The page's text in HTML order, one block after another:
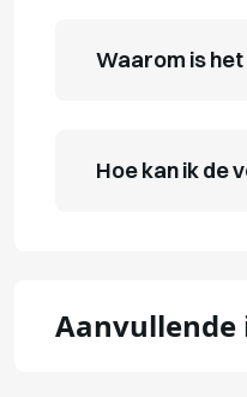
Waarom is
Hoe kan ik de